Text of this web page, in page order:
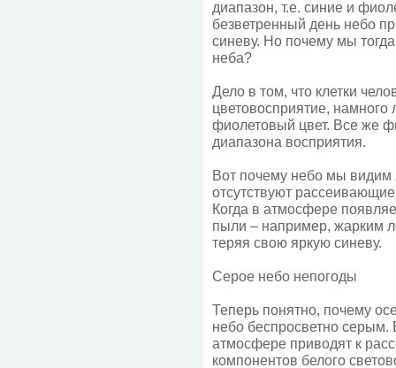
диапазон, т.е. синие и
безветренный день небо
синеву. Но почему мы
неба?
Дело в том, что клетки
цветовосприятие,
фиолетовый цвет. Все же
диапазона восприятия.
Вот почему небо мы видим
отсутствуют
Когда в атмосфере
пыли – например, жарким
теряя свою яркую синеву.
Серое небо непогоды
Теперь понятно, почему
небо беспросветно
атмосфере приводят к
компонентов белого